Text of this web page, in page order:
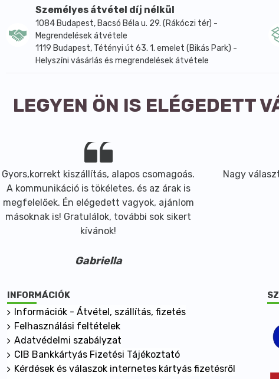
Személyes átvétel díj nélkül
1084 Budapest, Bacsó Béla u. 29. (Rákóczi tér) -
Megrendelések átvétele
1119 Budapest, Tétényi út 63. 1. emelet (Bikás Park) -
Helyszíni vásárlás és megrendelések átvétele
LEGYEN ÖN IS ELÉGEDETT
Gyors,korrekt kiszállítás, alapos csomagoás.
A kommunikáció is tökéletes, és az árak is
megfelelőek. Én elégedett vagyok, ajánlom
másoknak is! Gratulálok, további sok sikert
kívánok!
Gabriella
Nagy
INFORMÁCIÓK
Információk - Átvétel, szállítás, fizetés
Felhasználási feltételek
Adatvédelmi szabályzat
CIB Bankkártyás Fizetési Tájékoztató
Kérdések és válaszok internetes kártyás fizetésről